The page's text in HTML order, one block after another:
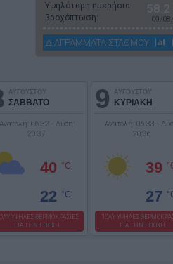
Υψηλότερη ημερήσια
βροχόπτωση:
58.2
09/
ΔΙΑΓΡΑΜΜΑΤΑ ΣΤΑΘΜΟΥ
ΑΥΓΟΥΣΤΟΥ
ΣΑΒΒΑΤΟ
Ανατολή: 06:32 - Δύση:
20:37
40 °C
22 °C
ΥΨΗΛΕΣ ΘΕΡΜΟΚΡΑΣΙΕΣ
ΓΙΑ ΤΗΝ ΕΠΟΧΗ
9 ΑΥΓΟΥΣΤΟΥ
ΚΥΡΙΑΚΗ
Ανατολή: 06:33 -
20:36
39
27
ΠΟΛΥ ΥΨΗΛΕΣ
ΓΙΑ ΤΗΝ ΕΠΟΧΗ